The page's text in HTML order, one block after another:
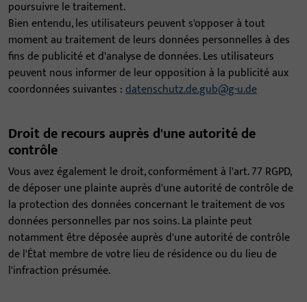
poursuivre le traitement.
Bien entendu, les utilisateurs peuvent s'opposer à tout
moment au traitement de leurs données personnelles à des
fins de publicité et d'analyse de données. Les utilisateurs
peuvent nous informer de leur opposition à la publicité aux
coordonnées suivantes :datenschutz.de.gub@g-u.de
Droit de recours auprès d'une autorité de
contrôle
Vous avez également le droit, conformément à l'art. 77 RGPD,
de déposer une plainte auprès d'une autorité de contrôle de
la protection des données concernant le traitement de vos
données personnelles par nos soins. La plainte peut
notamment être déposée auprès d'une autorité de contrôle
de l'État membre de votre lieu de résidence ou du lieu de
l'infraction présumée.